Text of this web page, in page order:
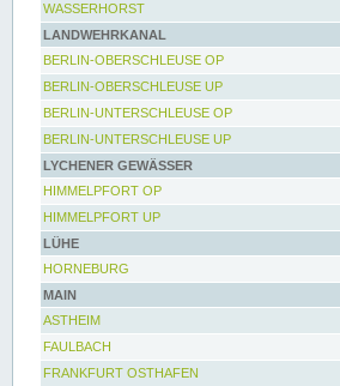
WASSERHORST
LANDWEHRKANAL
BERLIN-OBERSCHLEUSE OP
BERLIN-OBERSCHLEUSE UP
BERLIN-UNTERSCHLEUSE OP
BERLIN-UNTERSCHLEUSE UP
LYCHENER GEWÄSSER
HIMMELPFORT OP
HIMMELPFORT UP
LÜHE
HORNEBURG
MAIN
ASTHEIM
FAULBACH
FRANKFURT OSTHAFEN